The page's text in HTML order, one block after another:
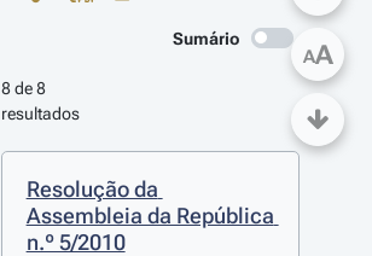
Sumário
8 de 8
resultados
Resolução da
Assembleia da República
n.º 5/2010
AA